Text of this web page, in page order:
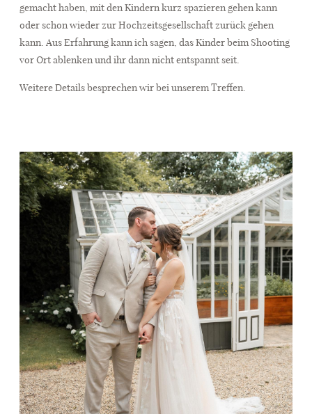
gemacht haben, mit den Kindern kurz spazieren gehen kann
oder schon wieder zur Hochzeitsgesellschaft zurück gehen
kann. Aus Erfahrung kann ich sagen, das Kinder beim Shooting
vor Ort ablenken und ihr dann nicht entspannt seit.
Weitere Details besprechen wir bei unserem Treffen.